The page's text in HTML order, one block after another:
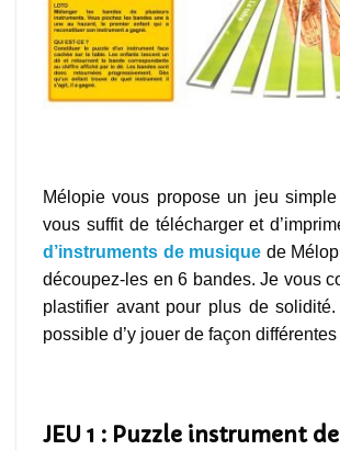
Mélopie vous propose un jeu simple
vous suffit de télécharger et
d’instruments de musique de
découpez-les en 6 bandes. Je vous
plastifier avant pour plus de
possible d’y jouer de façon différentes
JEU 1 : Puzzle instrument